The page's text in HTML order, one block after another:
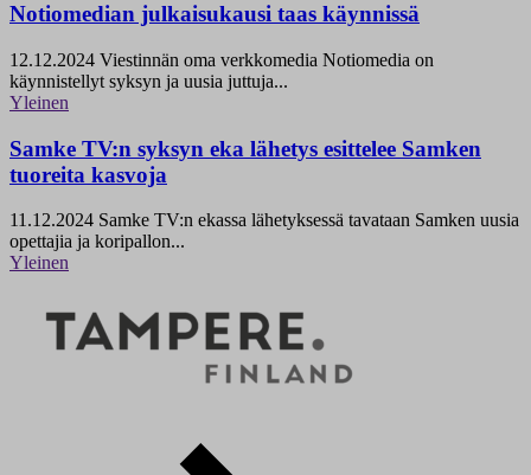
Notiomedian julkaisukausi taas käynnissä
12.12.2024 Viestinnän oma verkkomedia Notiomedia on
käynnistellyt syksyn ja uusia juttuja...
Yleinen
Samke TV:n syksyn eka lähetys esittelee Samken
tuoreita kasvoja
11.12.2024 Samke TV:n ekassa lähetyksessä tavataan Samken uusia
opettajia ja koripallon...
Yleinen